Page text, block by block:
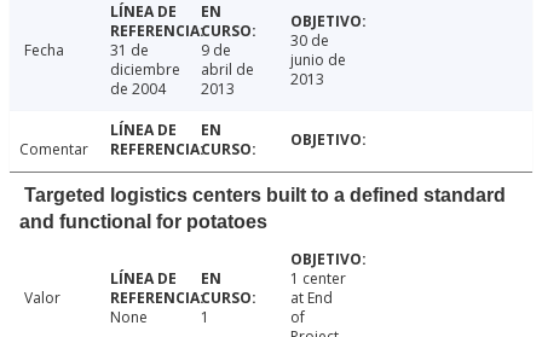
Fecha
31 de
diciembre
de 2004
9 de
abril de
2013
30 de
junio de
2013
Comentar
Targeted logistics centers built to a defined standard
and functional for potatoes
Valor
None
1
1 center
at End
of